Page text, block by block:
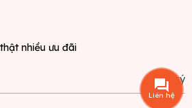
nhiều ưu đãi
Đăng ký
Liên hệ